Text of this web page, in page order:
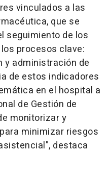
vinculados a las
que se
seguimiento de los
procesos clave:
y administración de
de estos indicadores
en el hospital a
de Gestión de
monitorizar y
minimizar riesgos
destaca